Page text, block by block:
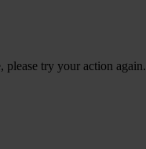
please try your action again.